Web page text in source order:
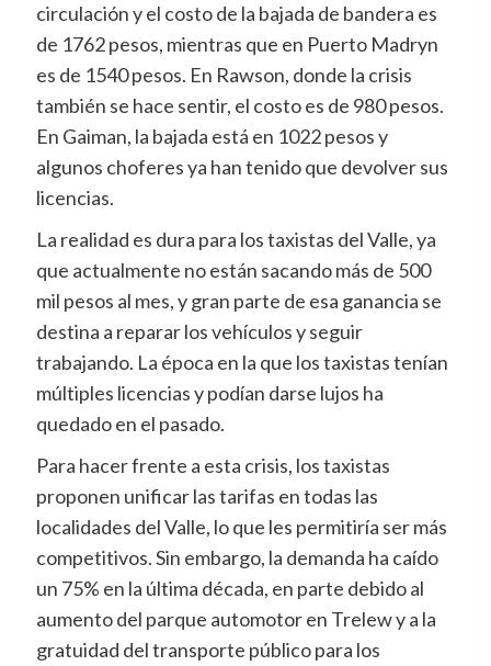
circulación y el costo de la bajada de bandera es
de 1762 pesos, mientras que en Puerto Madryn
es de 1540 pesos. En Rawson, donde la crisis
también se hace sentir, el costo es de 980 pesos.
En Gaiman, la bajada está en 1022 pesos y
algunos choferes ya han tenido que devolver sus
licencias.
La realidad es dura para los taxistas del Valle, ya
que actualmente no están sacando más de 500
mil pesos al mes, y gran parte de esa ganancia se
destina a reparar los vehículos y seguir
trabajando. La época en la que los taxistas tenían
múltiples licencias y podían darse lujos ha
quedado en el pasado.
Para hacer frente a esta crisis, los taxistas
proponen unificar las tarifas en todas las
localidades del Valle, lo que les permitiría ser más
competitivos. Sin embargo, la demanda ha caído
un 75% en la última década, en parte debido al
aumento del parque automotor en Trelew y a la
gratuidad del transporte público para los